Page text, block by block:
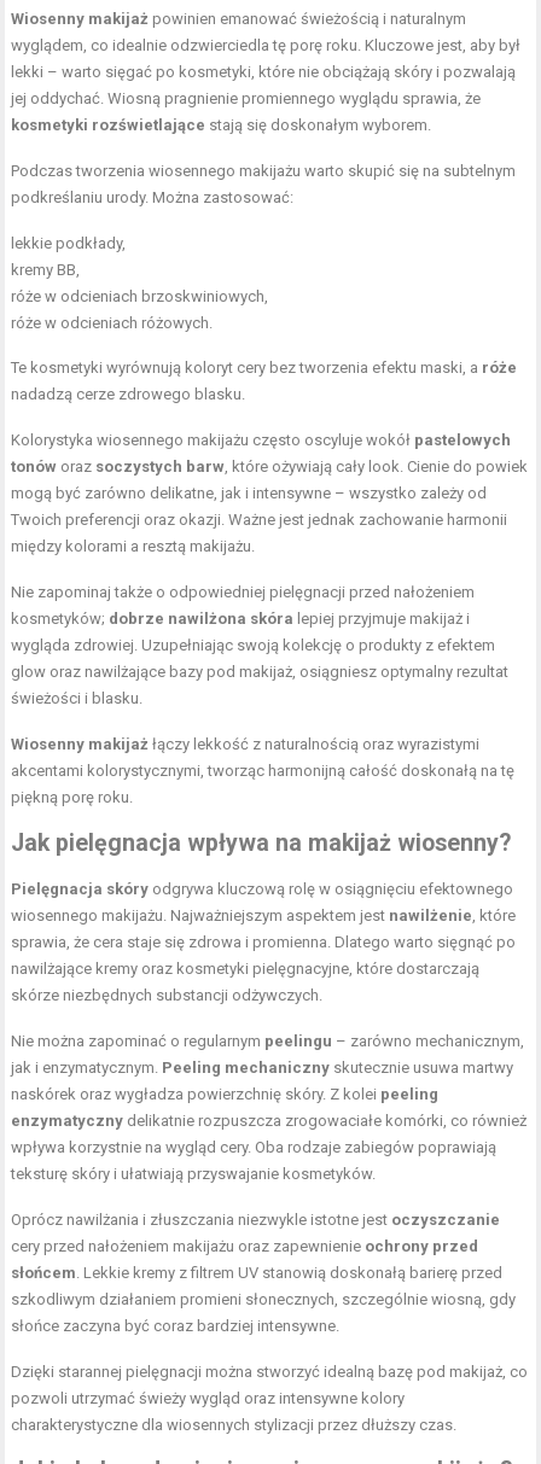
Wiosenny makijaż powinien emanować świeżością i naturalnym
wyglądem, co idealnie odzwierciedla tę porę roku. Kluczowe jest, aby był
lekki – warto sięgać po kosmetyki, które nie obciążają skóry i pozwalają
jej oddychać. Wiosną pragnienie promiennego wyglądu sprawia, że
kosmetyki rozświetlające stają się doskonałym wyborem.
Podczas tworzenia wiosennego makijażu warto skupić się na subtelnym
podkreślaniu urody. Można zastosować:
lekkie podkłady,
kremy BB,
róże w odcieniach brzoskwiniowych,
róże w odcieniach różowych.
Te kosmetyki wyrównują koloryt cery bez tworzenia efektu maski, a róże
nadadzą cerze zdrowego blasku.
Kolorystyka wiosennego makijażu często oscyluje wokół pastelowych
tonów oraz soczystych barw, które ożywiają cały look. Cienie do powiek
mogą być zarówno delikatne, jak i intensywne – wszystko zależy od
Twoich preferencji oraz okazji. Ważne jest jednak zachowanie harmonii
między kolorami a resztą makijażu.
Nie zapominaj także o odpowiedniej pielęgnacji przed nałożeniem
kosmetyków; dobrze nawilżona skóra lepiej przyjmuje makijaż i
wygląda zdrowiej. Uzupełniając swoją kolekcję o produkty z efektem
glow oraz nawilżające bazy pod makijaż, osiągniesz optymalny rezultat
świeżości i blasku.
Wiosenny makijaż łączy lekkość z naturalnością oraz wyrazistymi
akcentami kolorystycznymi, tworząc harmonijną całość doskonałą na tę
piękną porę roku.
Jak pielęgnacja wpływa na makijaż wiosenny?
Pielęgnacja skóry odgrywa kluczową rolę w osiągnięciu efektownego
wiosennego makijażu. Najważniejszym aspektem jest nawilżenie, które
sprawia, że cera staje się zdrowa i promienna. Dlatego warto sięgnąć po
nawilżające kremy oraz kosmetyki pielęgnacyjne, które dostarczają
skórze niezbędnych substancji odżywczych.
Nie można zapominać o regularnym peelingu – zarówno mechanicznym,
jak i enzymatycznym. Peeling mechaniczny skutecznie usuwa martwy
naskórek oraz wygładza powierzchnię skóry. Z kolei peeling
enzymatyczny delikatnie rozpuszcza zrogowaciałe komórki, co również
wpływa korzystnie na wygląd cery. Oba rodzaje zabiegów poprawiają
teksturę skóry i ułatwiają przyswajanie kosmetyków.
Oprócz nawilżania i złuszczania niezwykle istotne jest oczyszczanie
cery przed nałożeniem makijażu oraz zapewnienie ochrony przed
słońcem. Lekkie kremy z filtrem UV stanowią doskonałą barierę przed
szkodliwym działaniem promieni słonecznych, szczególnie wiosną, gdy
słońce zaczyna być coraz bardziej intensywne.
Dzięki starannej pielęgnacji można stworzyć idealną bazę pod makijaż, co
pozwoli utrzymać świeży wygląd oraz intensywne kolory
charakterystyczne dla wiosennych stylizacji przez dłuższy czas.